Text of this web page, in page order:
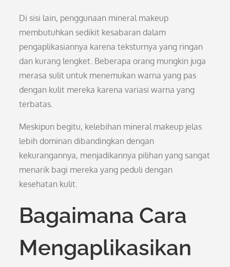
Di sisi lain, penggunaan mineral makeup
membutuhkan sedikit kesabaran dalam
pengaplikasiannya karena teksturnya yang ringan
dan kurang lengket. Beberapa orang mungkin juga
merasa sulit untuk menemukan warna yang pas
dengan kulit mereka karena variasi warna yang
terbatas.
Meskipun begitu, kelebihan mineral makeup jelas
lebih dominan dibandingkan dengan
kekurangannya, menjadikannya pilihan yang sangat
menarik bagi mereka yang peduli dengan
kesehatan kulit.
Bagaimana Cara
Mengaplikasikan